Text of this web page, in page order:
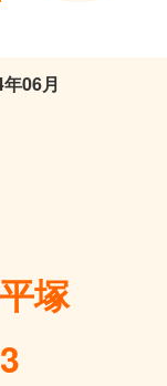
06月
塚